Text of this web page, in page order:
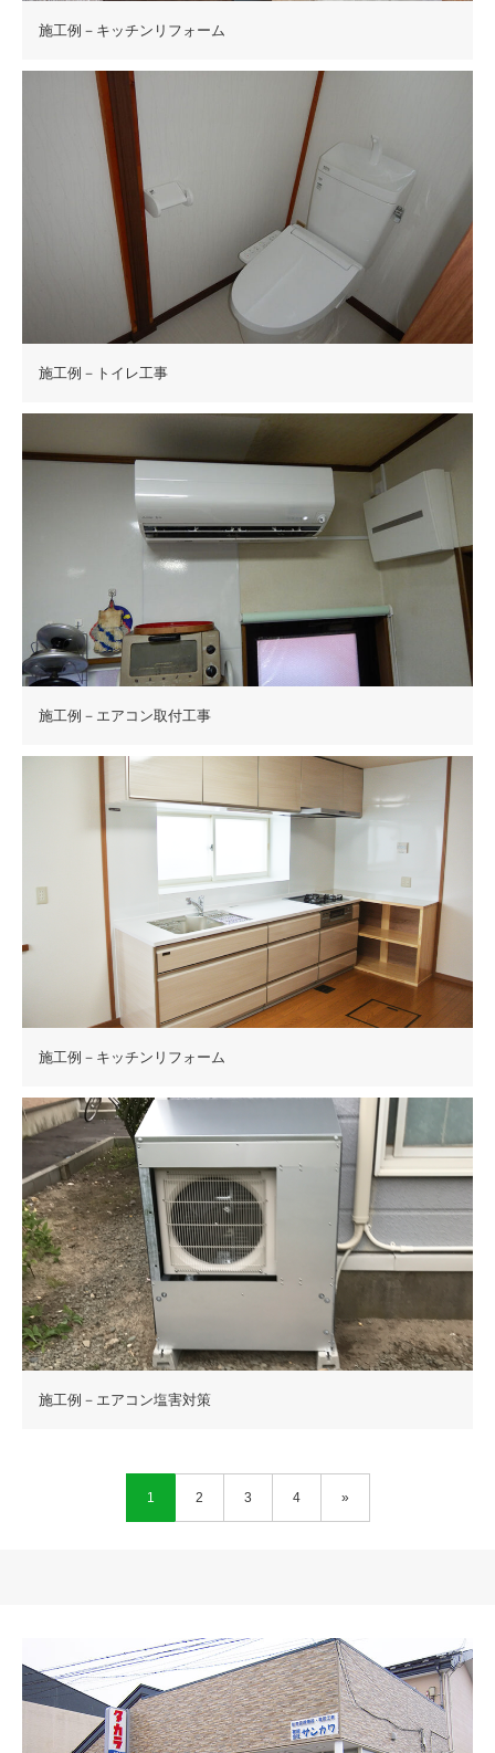
施工例－キッチンリフォーム
施工例－トイレ工事
施工例－エアコン取付工事
施工例－キッチンリフォーム
施工例－エアコン塩害対策
1 2 3 4 »